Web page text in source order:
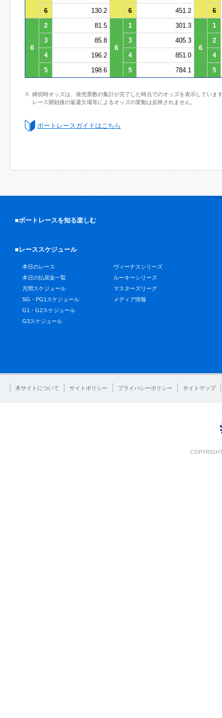
6
130.2 6 451.2 6
6
2 81.5
6
1 301.3
6
1
3
85.8 3 405.3
2
4
196.2 4 851.0
4
5
198.6 5 784.1 5
締切時オッズは、発売票数の集計が完了した時点でのオッズを表示していま
レース開始後の返還欠場等によるオッズの変動は反映されません。
ボートレースガイドはこちら
■ボートレースを知る楽しむ
■レーススケジュール
本日のレース
本日の払戻金一覧
月間スケジュール
SG・PG1スケジュール
G1・G2スケジュール
G3スケジュール
ヴィーナスシリーズ
ルーキーシリーズ
マスターズリーグ
メディア情報
本サイトについて サイトポリシー プライバシーポリシー サイトマップ